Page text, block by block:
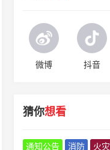
微博 抖音
猜你想看
通知公告 消防 火灾